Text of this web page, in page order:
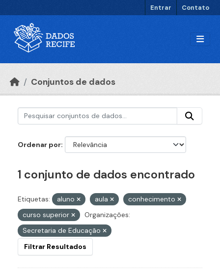
Entrar Contato
Conjuntos de dados
Ordenar por
1 conjunto de dados encontrado
Etiquetas: aluno aula
conhecimento
curso superior
Organizações:
Secretaria de Educação
Filtrar Resultados